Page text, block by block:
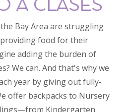
A CLASES
Bay Area are struggling
food for their
adding the burden of
We can. And that's why we
year by giving out fully-
offer backpacks to Nursery
Kindergarten